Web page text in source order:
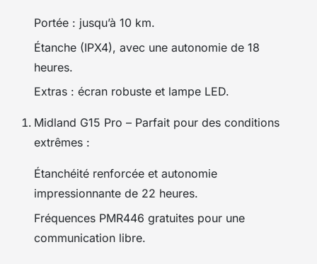
Portée : jusqu’à 10 km.
Étanche (IPX4), avec une autonomie de 18
heures.
Extras : écran robuste et lampe LED.
Midland G15 Pro – Parfait pour des conditions
extrêmes :
Étanchéité renforcée et autonomie
impressionnante de 22 heures.
Fréquences PMR446 gratuites pour une
communication libre.